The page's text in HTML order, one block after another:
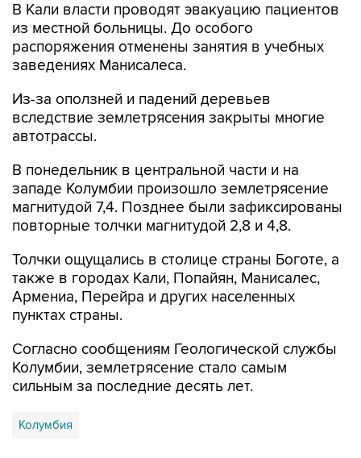
В Кали власти проводят эвакуацию пациентов
из местной больницы. До особого
распоряжения отменены занятия в учебных
заведениях Манисалеса.
Из-за оползней и падений деревьев
вследствие землетрясения закрыты многие
автотрассы.
В понедельник в центральной части и на
западе Колумбии произошло землетрясение
магнитудой 7,4. Позднее были зафиксированы
повторные толчки магнитудой 2,8 и 4,8.
Толчки ощущались в столице страны Боготе, а
также в городах Кали, Попайян, Манисалес,
Армениа, Перейра и других населенных
пунктах страны.
Согласно сообщениям Геологической службы
Колумбии, землетрясение стало самым
сильным за последние десять лет.
Колумбия